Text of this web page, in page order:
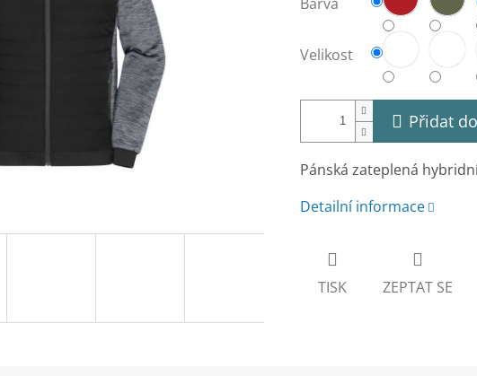
Velikost
Přidat
Pánská zateplená
Detailní informace
TISK ZEPTAT SE